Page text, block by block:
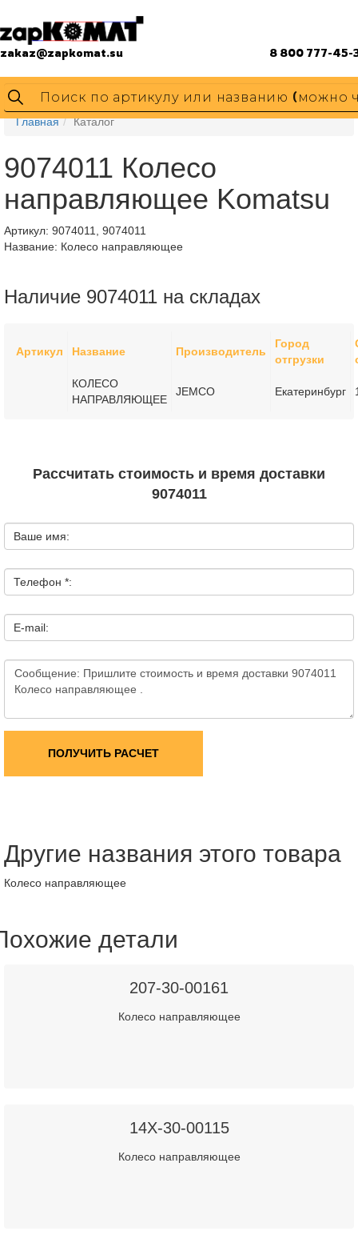
zakaz@zapkomat.su 8 800 777-45-
Главная Каталог
9074011 Колесо
направляющее Komatsu
Артикул: 9074011, 9074011
Название: Колесо направляющее
Наличие 9074011 на складах
Артикул Название Производитель
Город
отгрузки
КОЛЕСО
НАПРАВЛЯЮЩЕЕ
JEMCO Екатеринбург
Рассчитать стоимость и время доставки
9074011
Ваше имя:
Телефон *:
E-mail:
ПОЛУЧИТЬ РАСЧЕТ
Другие названия этого товара
Колесо направляющее
детали
207-30-00161
Колесо направляющее
14X-30-00115
Колесо направляющее